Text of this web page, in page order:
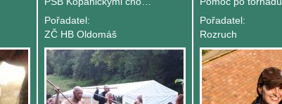
Pořadatel:
ZČ HB Oldomáš
Pořadatel:
Rozruch